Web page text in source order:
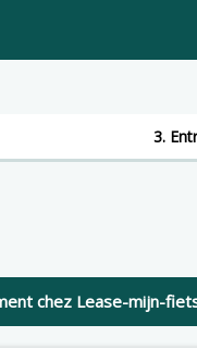
3.
chez Lease-mijn-